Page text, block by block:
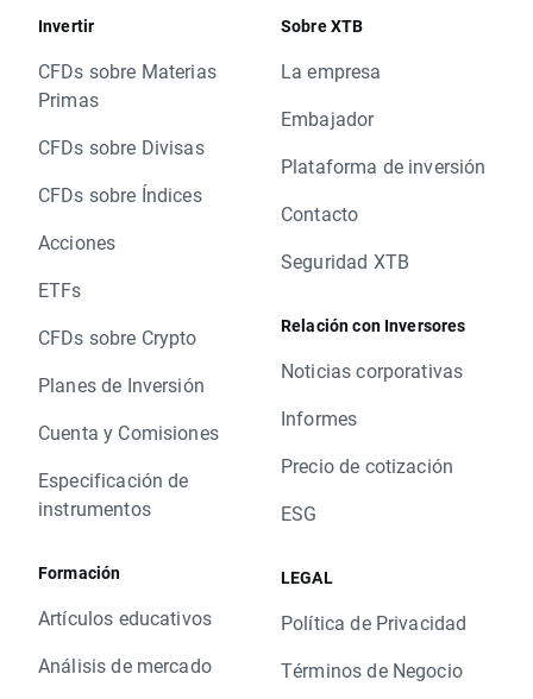
Invertir
CFDs sobre Materias
Primas
CFDs sobre Divisas
CFDs sobre Índices
Acciones
ETFs
CFDs sobre Crypto
Planes de Inversión
Cuenta y Comisiones
Especificación de
instrumentos
Formación
Artículos educativos
Análisis de mercado
Sobre XTB
La empresa
Embajador
Plataforma de inversión
Contacto
Seguridad XTB
Relación con Inversores
Noticias corporativas
Informes
Precio de cotización
ESG
LEGAL
Política de Privacidad
Términos de Negocio